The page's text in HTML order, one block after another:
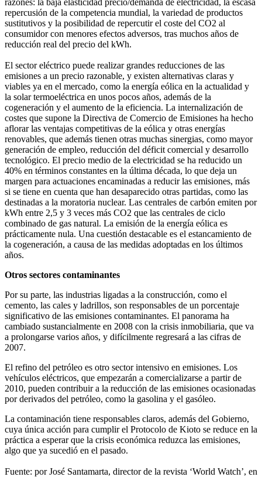
repercusión de la competencia mundial, la variedad de productos
sustitutivos y la posibilidad de repercutir el coste del CO2 al
consumidor con menores efectos adversos, tras muchos años de
reducción real del precio del kWh.
El sector eléctrico puede realizar grandes reducciones de las
emisiones a un precio razonable, y existen alternativas claras y
viables ya en el mercado, como la energía eólica en la actualidad y
la solar termoeléctrica en unos pocos años, además de la
cogeneración y el aumento de la eficiencia. La internalización de
costes que supone la Directiva de Comercio de Emisiones ha hecho
aflorar las ventajas competitivas de la eólica y otras energías
renovables, que además tienen otras muchas sinergias, como mayor
generación de empleo, reducción del déficit comercial y desarrollo
tecnológico. El precio medio de la electricidad se ha reducido un
40% en términos constantes en la última década, lo que deja un
margen para actuaciones encaminadas a reducir las emisiones, más
si se tiene en cuenta que han desaparecido otras partidas, como las
destinadas a la moratoria nuclear. Las centrales de carbón emiten por
kWh entre 2,5 y 3 veces más CO2 que las centrales de ciclo
combinado de gas natural. La emisión de la energía eólica es
prácticamente nula. Una cuestión destacable es el estancamiento de
la cogeneración, a causa de las medidas adoptadas en los últimos
años.
Otros sectores contaminantes
Por su parte, las industrias ligadas a la construcción, como el
cemento, las cales y ladrillos, son responsables de un porcentaje
significativo de las emisiones contaminantes. El panorama ha
cambiado sustancialmente en 2008 con la crisis inmobiliaria, que va
a prolongarse varios años, y difícilmente regresará a las cifras de
2007.
El refino del petróleo es otro sector intensivo en emisiones. Los
vehículos eléctricos, que empezarán a comercializarse a partir de
2010, pueden contribuir a la reducción de las emisiones ocasionadas
por derivados del petróleo, como la gasolina y el gasóleo.
La contaminación tiene responsables claros, además del Gobierno,
cuya única acción para cumplir el Protocolo de Kioto se reduce en la
práctica a esperar que la crisis económica reduzca las emisiones,
algo que ya sucedió en el pasado.
Fuente: por José Santamarta, director de la revista ‘World Watch’, en